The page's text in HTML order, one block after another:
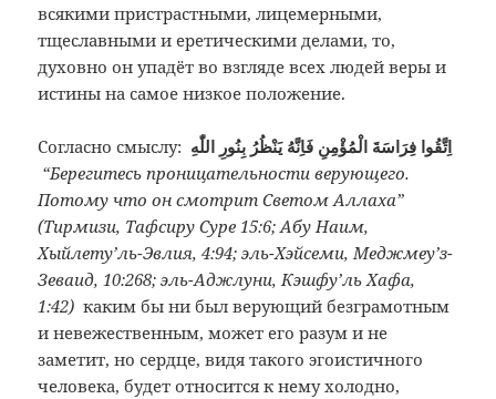
всякими пристрастными, лицемерными,
тщеславными и еретическими делами, то,
духовно он упадёт во взгляде всех людей веры и
истины на самое низкое положение.
Согласно смыслу: اِتَّقُوا فِرَاسَةَ الْمُؤْمِنِ فَاِنَّهُ يَنْظُرُ بِنُورِ اللّٰهِ
“Берегитесь проницательности верующего.
Потому что он смотрит Светом Аллаха”
(Тирмизи, Тафсиру Суре 15:6; Абу Наим,
Хыйлету’ль-Эвлия, 4:94; эль-Хэйсеми, Меджмеу’з-
Зеваид, 10:268; эль-Аджлуни, Кэшфу’ль Хафа,
1:42) каким бы ни был верующий безграмотным
и невежественным, может его разум и не
заметит, но сердце, видя такого эгоистичного
человека, будет относится к нему холодно,